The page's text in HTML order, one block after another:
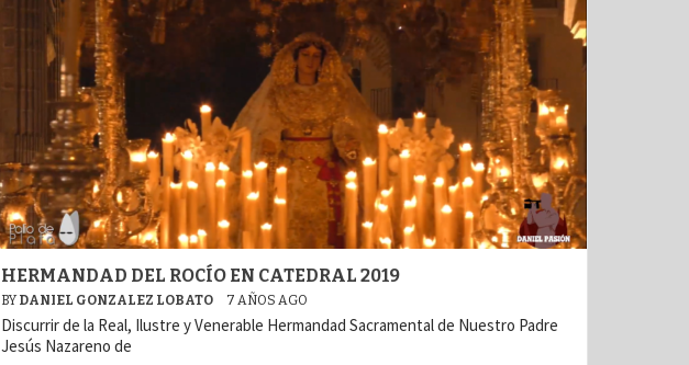
HERMANDAD DEL ROCÍO EN CATEDRAL 2019
BY DANIEL GONZALEZ LOBATO 7 AÑOS AGO
Discurrir de la Real, Ilustre y Venerable Hermandad Sacramental de Nuestro Padre
Jesús Nazareno de